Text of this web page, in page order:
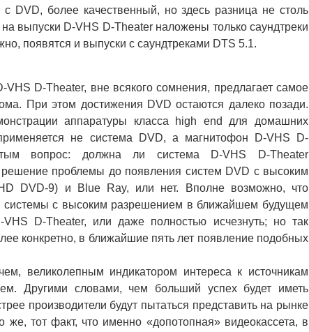
DVD, более качественный, но здесь разница не столь
выпуски D-VHS D-Theater наложены только саундтреки
появятся и выпуски с саундтреками DTS 5.1.
D-Theater, вне всякого сомнения, предлагает самое
При этом достижения DVD остаются далеко позади.
аппаратуры класса high end для домашних
не система DVD, а магнитофон D-VHS D-
вопрос: должна ли система D-VHS D-Theater
решение проблемы до появления систем DVD с высоким
DVD-9) и Blue Ray, или нет. Вполне возможно, что
системы с высоким разрешением в ближайшем будущем
D-Theater, или даже полностью исчезнуть; но так
конкретно, в ближайшие пять лет появление подобных
великолепным индикатором интереса к источникам
Другими словами, чем больший успех будет иметь
производители будут пытаться представить на рынке
тот факт, что именно «допотопная» видеокассета, в